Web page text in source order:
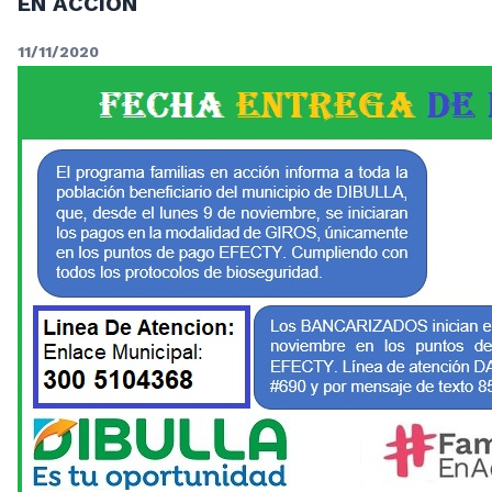
11/11/2020